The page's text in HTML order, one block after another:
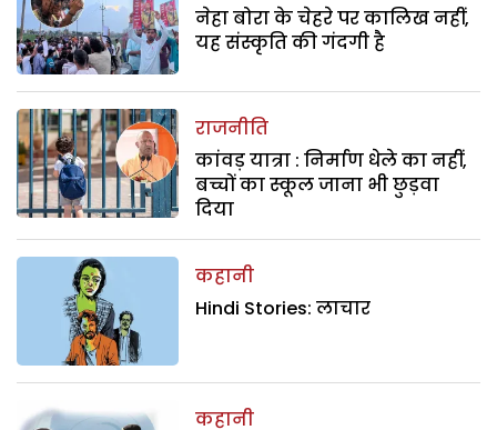
नेहा बोरा के चेहरे पर कालिख नहीं,
यह संस्कृति की गंदगी है
राजनीति
कांवड़ यात्रा : निर्माण धेले का नहीं,
बच्चों का स्कूल जाना भी छुड़वा
दिया
कहानी
Hindi Stories: लाचार
कहानी